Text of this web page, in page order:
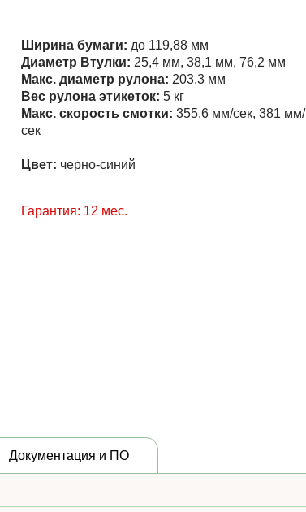
Ширина бумаги: до 119,88 мм
Диаметр Втулки: 25,4 мм, 38,1 мм, 76,2 мм
Макс. диаметр рулона: 203,3 мм
Вес рулона этикеток: 5 кг
Макс. скорость смотки: 355,6 мм/сек, 381 мм/
сек
Цвет: черно-синий
Гарантия: 12 мес.
Документация и ПО